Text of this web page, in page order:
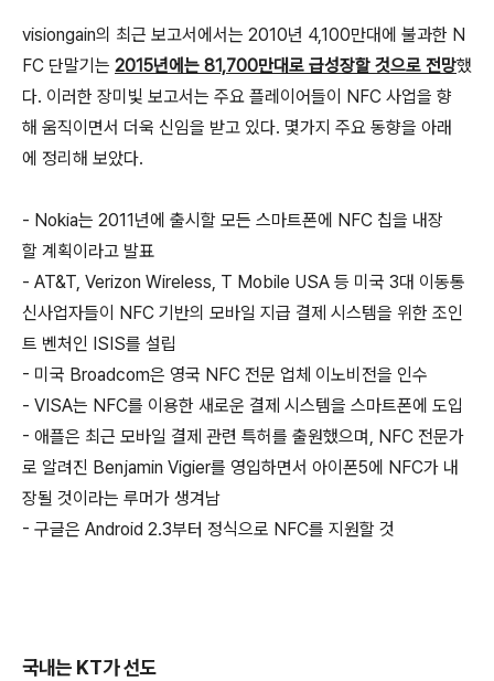
visiongain의 최근 보고서에서는 2010년 4,100만대에 불과한 N
FC 단말기는 2015년에는 81,700만대로 급성장할 것으로 전망했
다. 이러한 장미빛 보고서는 주요 플레이어들이 NFC 사업을 향
해 움직이면서 더욱 신임을 받고 있다. 몇가지 주요 동향을 아래
에 정리해 보았다.
- Nokia는 2011년에 출시할 모든 스마트폰에 NFC 칩을 내장
할 계획이라고 발표
- AT&T, Verizon Wireless, T Mobile USA 등 미국 3대 이동통
신사업자들이 NFC 기반의 모바일 지급 결제 시스템을 위한 조인
트 벤처인 ISIS를 설립
- 미국 Broadcom은 영국 NFC 전문 업체 이노비전을 인수
- VISA는 NFC를 이용한 새로운 결제 시스템을 스마트폰에 도입
- 애플은 최근 모바일 결제 관련 특허를 출원했으며, NFC 전문가
로 알려진 Benjamin Vigier를 영입하면서 아이폰5에 NFC가 내
장될 것이라는 루머가 생겨남
- 구글은 Android 2.3부터 정식으로 NFC를 지원할 것
국내는 KT가 선도